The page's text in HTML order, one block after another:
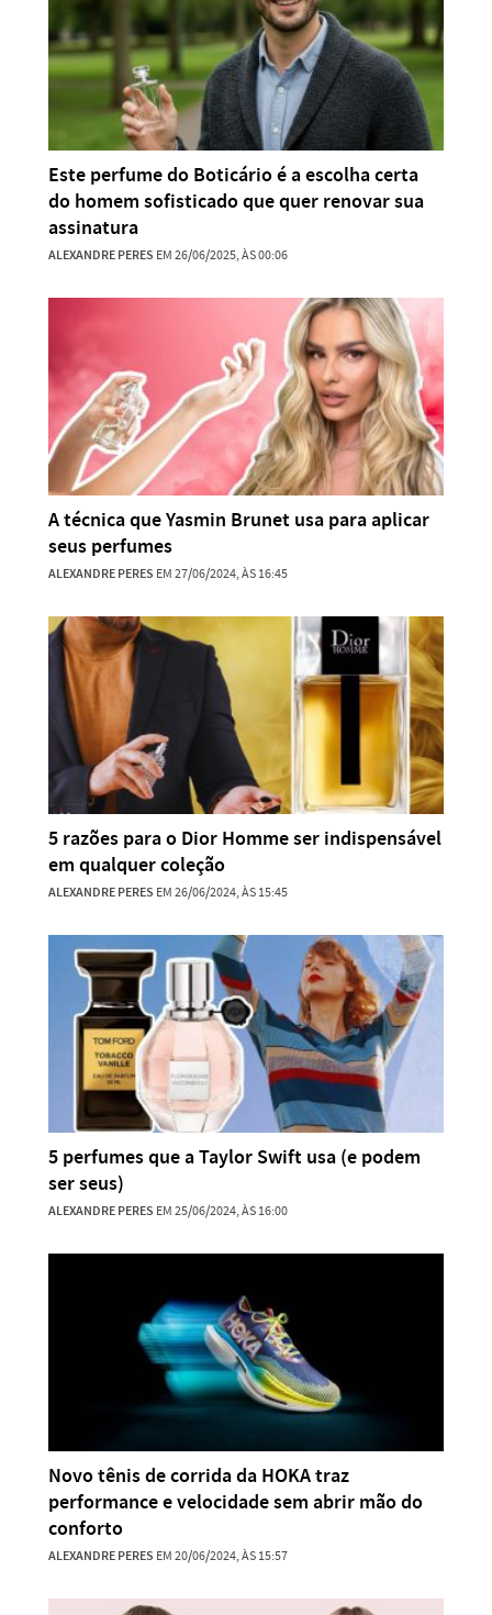
Este perfume do Boticário é a escolha certa
do homem sofisticado que quer renovar sua
assinatura
ALEXANDRE PERES EM 26/06/2025, ÀS 00:06
A técnica que Yasmin Brunet usa para aplicar
seus perfumes
ALEXANDRE PERES EM 27/06/2024, ÀS 16:45
5 razões para o Dior Homme ser indispensável
em qualquer coleção
ALEXANDRE PERES EM 26/06/2024, ÀS 15:45
5 perfumes que a Taylor Swift usa (e podem
ser seus)
ALEXANDRE PERES EM 25/06/2024, ÀS 16:00
Novo tênis de corrida da HOKA traz
performance e velocidade sem abrir mão do
conforto
ALEXANDRE PERES EM 20/06/2024, ÀS 15:57